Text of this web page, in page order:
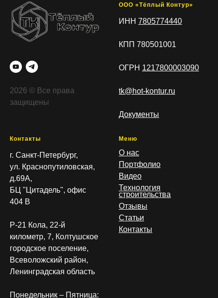
2026 © Все права
защищены
ООО «Тёплый Контур»
ИНН 7805774440
КПП 780501001
ОГРН 1217800003090
tk@hot-kontur.ru
Документы
Контакты
г. Санкт-Петербург,
ул. Краснопутиловская,
д.69А,
БЦ "Цитадель", офис
404 В
Р-21 Кола, 22-й
километр, 7, Колтушское
городское поселение,
Всеволожский район,
Ленинградская область
Понедельник – Пятница:
Меню
О нас
Портфолио
Видео
Технология
строительства
Отзывы
Статьи
Контакты